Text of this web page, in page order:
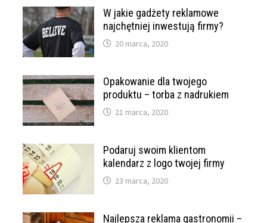
W jakie gadżety reklamowe
najchętniej inwestują firmy?
20 marca, 2020
Opakowanie dla twojego
produktu – torba z nadrukiem
21 marca, 2020
Podaruj swoim klientom
kalendarz z logo twojej firmy
23 marca, 2020
Najlepsza reklama gastronomii –